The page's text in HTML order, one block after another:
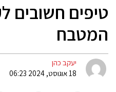
טיפים חשובים
המטבח
יעקב כהן
18 אוגוסט, 2024 06:23